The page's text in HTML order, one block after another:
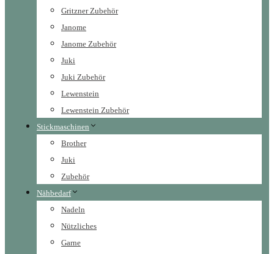
Gritzner Zubehör
Janome
Janome Zubehör
Juki
Juki Zubehör
Lewenstein
Lewenstein Zubehör
Stickmaschinen
Brother
Juki
Zubehör
Nähbedarf
Nadeln
Nützliches
Garne